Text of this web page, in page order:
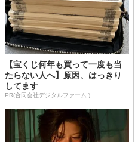
【宝くじ何年も買って一度も当
たらない人へ】原因、はっきり
してます
PR(合同会社デジタルファーム )